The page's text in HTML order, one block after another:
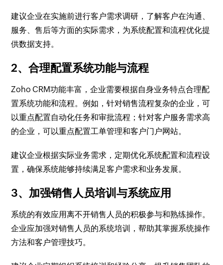
建议企业在实施前进行客户需求调研，了解客户在沟通、
服务、售后等方面的实际需求，为系统配置和流程优化提
供数据支持。
2、合理配置系统功能与流程
Zoho CRM功能丰富，企业需要根据自身业务特点合理配
置系统功能和流程。例如，针对销售流程复杂的企业，可
以重点配置自动化任务和审批流程；针对客户服务需求高
的企业，可以重点配置工单管理和客户门户网站。
建议企业根据实际业务需求，定期优化系统配置和流程设
置，确保系统能够持续满足客户需求和业务发展。
3、加强销售人员培训与系统应用
系统的有效应用离不开销售人员的积极参与和熟练操作。
企业应加强对销售人员的系统培训，帮助其掌握系统操作
方法和客户管理技巧。